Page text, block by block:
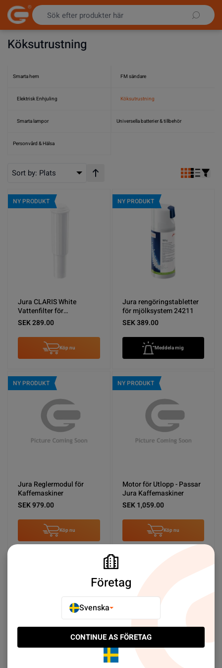
Hoppa till innehållet
Köksutrustning
Smarta hem FM sändare
Elektrisk Enhjuling Köksutrustning
Smarta lampor Universella batterier & tillbehör
Personvård & Hälsa
Sort by: Plats Stigande ordning
NY PRODUKT
Jura CLARIS White
Vattenfilter för
Kaffemaskiner
SEK 289.00
Köp nu
NY PRODUKT
Jura rengöringstabletter
för mjölksystem 24211
SEK 389.00
Meddela mig
NY PRODUKT
Jura Reglermodul för
Kaffemaskiner
SEK 979.00
Köp nu
NY PRODUKT
Motor för Utlopp - Passar
Jura Kaffemaskiner
SEK 1,059.00
Köp nu
Företag
Svenska
CONTINUE AS FÖRETAG